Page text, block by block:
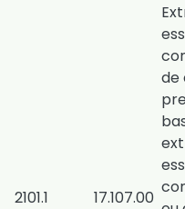
2101.1 17.107.00
de